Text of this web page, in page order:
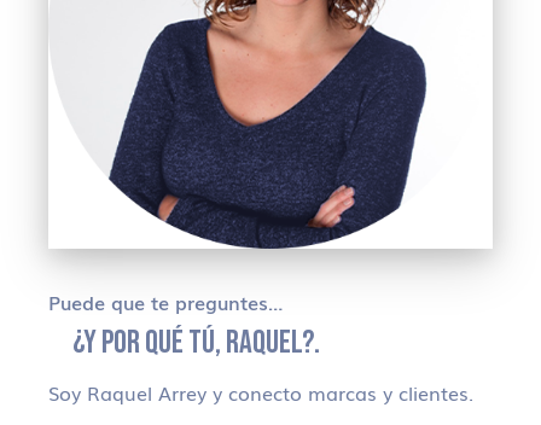
Puede que te preguntes…
¿Y POR QUÉ TÚ, RAQUEL?.
Soy Raquel Arrey y conecto marcas y clientes.